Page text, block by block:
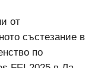
от
състезание в
по